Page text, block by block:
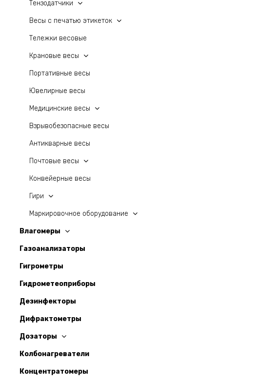
Тензодатчики
Весы с печатью этикеток
Тележки весовые
Крановые весы
Портативные весы
Ювелирные весы
Медицинские весы
Взрывобезопасные весы
Антикварные весы
Почтовые весы
Конвейерные весы
Гири
Маркировочное оборудование
Влагомеры
Газоанализаторы
Гигрометры
Гидрометеоприборы
Дезинфекторы
Дифрактометры
Дозаторы
Колбонагреватели
Концентратомеры